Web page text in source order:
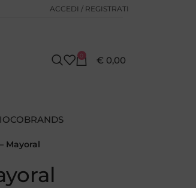
ACCEDI / REGISTRATI
0 € 0,00
BRANDS
Mayoral